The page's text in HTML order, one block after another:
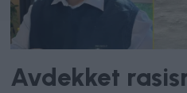
Avdekket